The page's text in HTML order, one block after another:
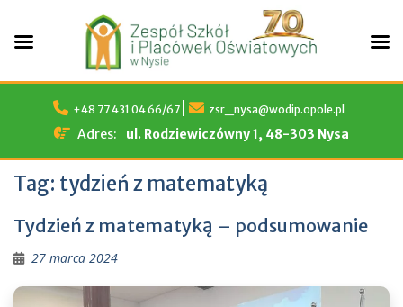
Skip
+48 77 431 04 66/67 zsr_nysa@wodip.opole.pl
Adres: ul. Rodziewiczówny 1, 48-303 Nysa
Tag: tydzień z matematyką
Tydzień z matematyką – podsumowanie
27 marca 2024